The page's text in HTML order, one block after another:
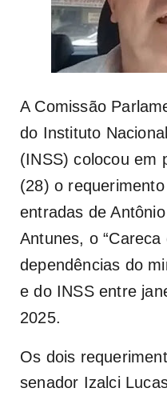
A Comissão
do Instituto
(INSS) colocou em
(28) o
entradas de
Antunes, o “Careca
dependências do
e do INSS entre
2025.
Os dois
senador Izalci